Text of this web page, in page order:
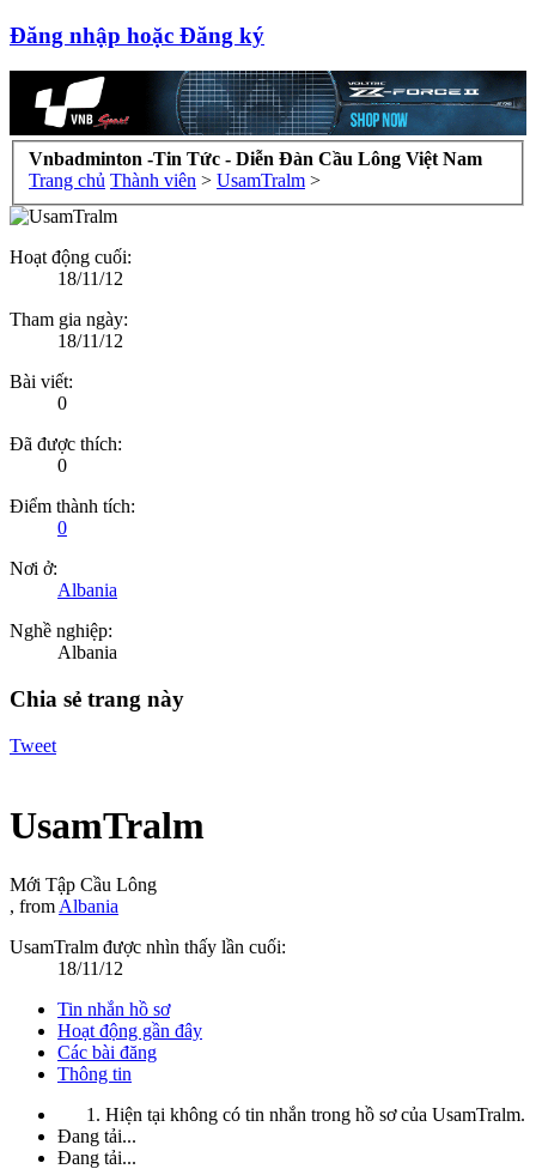
Đăng nhập hoặc Đăng ký
Vnbadminton -Tin Tức - Diễn Đàn Cầu Lông Việt Nam
Trang chủ Thành viên > UsamTralm >
Hoạt động cuối:
18/11/12
Tham gia ngày:
18/11/12
Bài viết:
0
Đã được thích:
0
Điểm thành tích:
0
Nơi ở:
Albania
Nghề nghiệp:
Albania
Chia sẻ trang này
Tweet
UsamTralm
Mới Tập Cầu Lông
, from Albania
UsamTralm được nhìn thấy lần cuối:
18/11/12
Tin nhắn hồ sơ
Hoạt động gần đây
Các bài đăng
Thông tin
Hiện tại không có tin nhắn trong hồ sơ của UsamTralm.
Đang tải...
Đang tải...